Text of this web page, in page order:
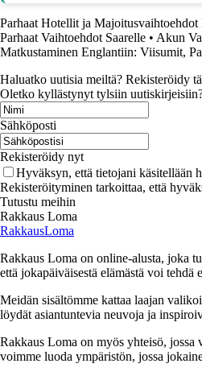
Parhaat Hotellit ja Majoitusvaihtoehdot
Parhaat Vaihtoehdot Saarelle • Akun
Matkustaminen Englantiin: Viisumit,
Haluatko uutisia meiltä? Rekisteröidy
Oletko kyllästynyt tylsiin
Sähköposti
Rekisteröidy nyt
Hyväksyn, että tietojani käsitellään
Rekisteröityminen tarkoittaa, että
Tutustu meihin
Rakkaus Loma
RakkausLoma
Rakkaus Loma on online-alusta, joka
että jokapäiväisestä elämästä voi
Meidän sisältömme kattaa laajan
löydät asiantuntevia neuvoja ja
Rakkaus Loma on myös yhteisö, jossa
voimme luoda ympäristön, jossa